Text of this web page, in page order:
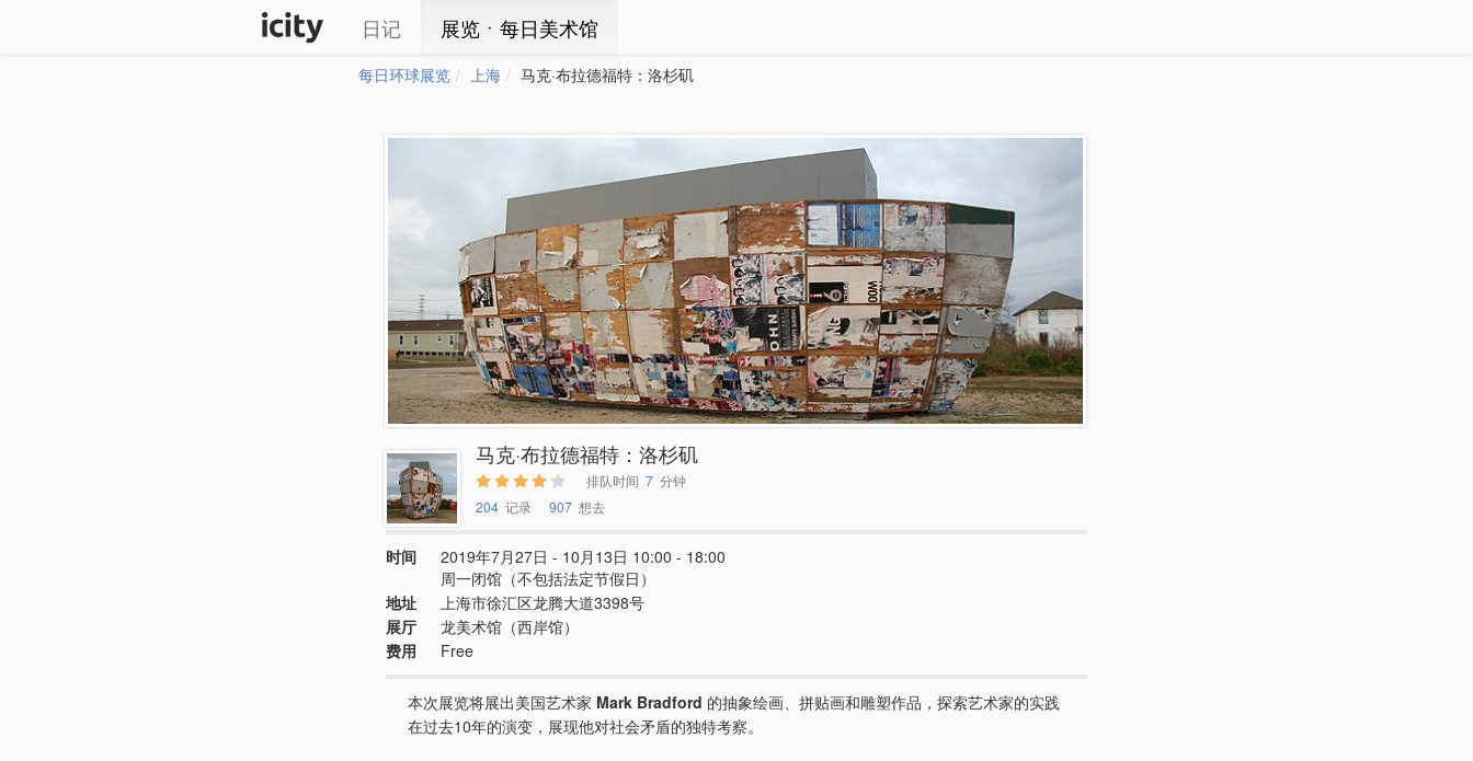
日记 展览ㆍ每日美术馆
每日环球展览 上海 马克·布拉德福特：洛杉矶
马克·布拉德福特：洛杉矶
排队时间 7 分钟
204 记录 907 想去
时间
2019年7月27日 - 10月13日 10:00 - 18:00
周一闭馆（不包括法定节假日）
地址
上海市徐汇区龙腾大道3398号
展厅
龙美术馆（西岸馆）
费用
Free
本次展览将展出美国艺术家 Mark Bradford 的抽象绘画、拼贴画和雕塑作品，探索艺术家的实践
在过去10年的演变，展现他对社会矛盾的独特考察。